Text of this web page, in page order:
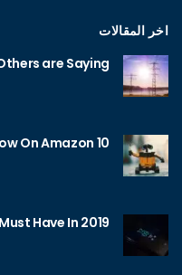
اخر المقالات
are Saying
10 Amazing Gadgets You Can Buy Now On Amazon
Have In 2019